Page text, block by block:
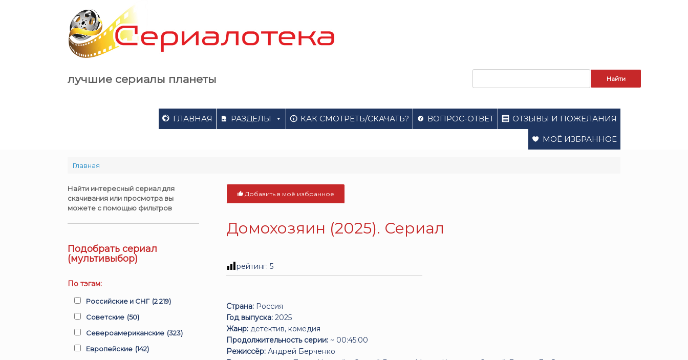
лучшие сериалы планеты
ГЛАВНАЯ РАЗДЕЛЫ КАК СМОТРЕТЬ/СКАЧАТЬ? ВОПРОС-ОТВЕТ ОТЗЫВЫ И ПОЖЕЛАНИЯ
МОЁ ИЗБРАННОЕ
Главная
Добавить в моё избранное
Домохозяин (2025). Сериал
рейтинг:5
Страна: Россия
Год выпуска: 2025
Жанр: детектив, комедия
Продолжительность серии: ~ 00:45:00
Режиссёр: Андрей Берченко
Найти интересный сериал для
скачивания или просмотра вы
можете с помощью фильтров
Подобрать сериал
(мультивыбор)
По тэгам:
Российские и СНГ (2 219)
Советские (50)
Североамериканские (323)
Европейские (142)